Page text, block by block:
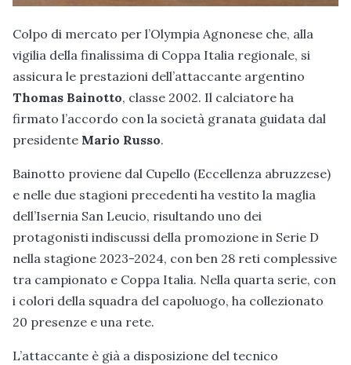
Colpo di mercato per l’Olympia Agnonese che, alla
vigilia della finalissima di Coppa Italia regionale, si
assicura le prestazioni dell’attaccante argentino
Thomas Bainotto, classe 2002. Il calciatore ha
firmato l’accordo con la società granata guidata dal
presidente Mario Russo.
Bainotto proviene dal Cupello (Eccellenza abruzzese)
e nelle due stagioni precedenti ha vestito la maglia
dell’Isernia San Leucio, risultando uno dei
protagonisti indiscussi della promozione in Serie D
nella stagione 2023-2024, con ben 28 reti complessive
tra campionato e Coppa Italia. Nella quarta serie, con
i colori della squadra del capoluogo, ha collezionato
20 presenze e una rete.
L’attaccante è già a disposizione del tecnico